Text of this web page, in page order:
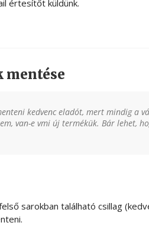
értesítőt küldünk.
mentése
kedvenc eladót, mert mindig a
van-e vmi új termékük. Bár lehet,
sarokban található csillag